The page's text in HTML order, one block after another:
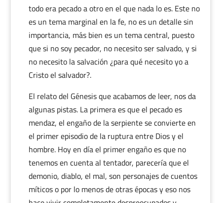
todo era pecado a otro en el que nada lo es. Este no
es un tema marginal en la fe, no es un detalle sin
importancia, más bien es un tema central, puesto
que si no soy pecador, no necesito ser salvado, y si
no necesito la salvación ¿para qué necesito yo a
Cristo el salvador?.
El relato del Génesis que acabamos de leer, nos da
algunas pistas. La primera es que el pecado es
mendaz, el engaño de la serpiente se convierte en
el primer episodio de la ruptura entre Dios y el
hombre. Hoy en día el primer engaño es que no
tenemos en cuenta al tentador, parecería que el
demonio, diablo, el mal, son personajes de cuentos
míticos o por lo menos de otras épocas y eso nos